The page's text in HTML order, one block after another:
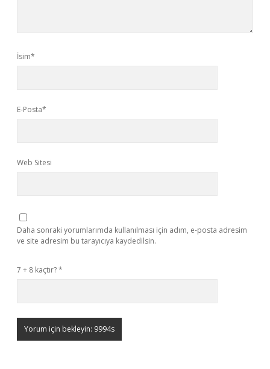
İsim*
E-Posta*
Web Sitesi
Daha sonraki yorumlarımda kullanılması için adım, e-posta adresim
ve site adresim bu tarayıcıya kaydedilsin.
7 + 8 kaçtır?*